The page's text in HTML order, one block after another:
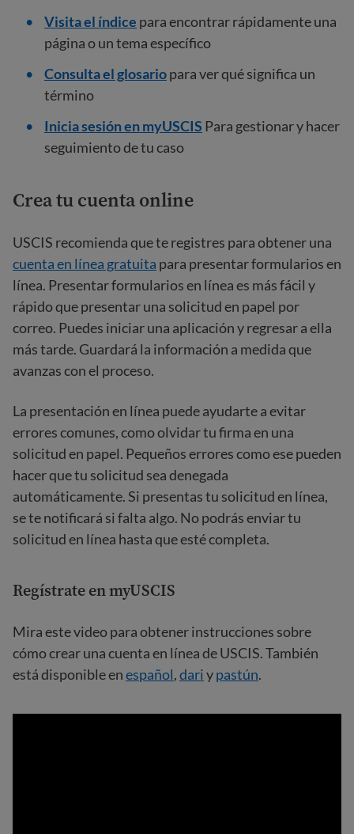
Visita el índice para encontrar rápidamente una
página o un tema específico
Consulta el glosariopara ver qué significa un
término
Inicia sesión en myUSCIS Para gestionar y hacer
seguimiento de tu caso
Crea tu cuenta online
USCIS recomienda que te registres para obtener una
cuenta en línea gratuita para presentar formularios en
línea. Presentar formularios en línea es más fácil y
rápido que presentar una solicitud en papel por
correo. Puedes iniciar una aplicación y regresar a ella
más tarde. Guardará la información a medida que
avanzas con el proceso.
La presentación en línea puede ayudarte a evitar
errores comunes, como olvidar tu firma en una
solicitud en papel. Pequeños errores como ese pueden
hacer que tu solicitud sea denegada
automáticamente. Si presentas tu solicitud en línea,
se te notificará si falta algo. No podrás enviar tu
solicitud en línea hasta que esté completa.
Regístrate en myUSCIS
Mira este video para obtener instrucciones sobre
cómo crear una cuenta en línea de USCIS. También
está disponible enespañol,dariypastún.